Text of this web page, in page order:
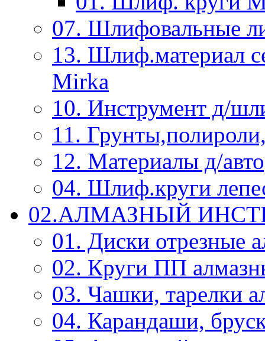
07. Шлифовальные
13. Шлиф.материал
Mirka
10. Инструмент д/
11.
12. Материалы д/
04. Шлиф.круги
02.АЛМАЗНЫЙ
01. Диски отрезные
02. Круги ПП
03. Чашки, тарелки
04. Карандаши,